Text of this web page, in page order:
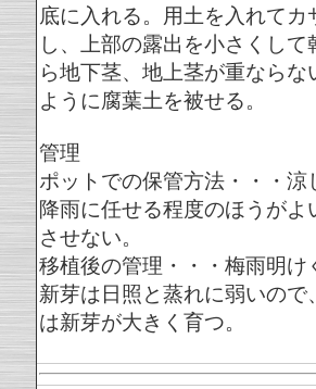
底に入れる。用土を入れて
し、上部の露出を小さくし
ら地下茎、地上茎が重なら
ように腐葉土を被せる。
管理
ポットでの保管方法・・・
降雨に任せる程度のほうが
させない。
移植後の管理・・・梅雨明
新芽は日照と蒸れに弱いの
は新芽が大きく育つ。